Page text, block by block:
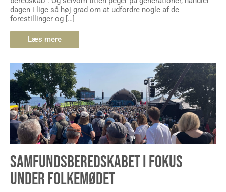
dagen i lige så høj grad om at udfordre nogle af de
forestillinger og […]
Læs mere
SAMFUNDSBEREDSKABET I FOKUS
UNDER FOLKEMØDET